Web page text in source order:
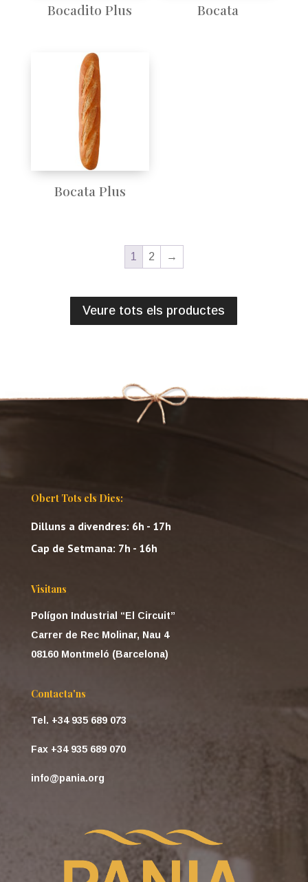
Bocadito Plus Bocata
Bocata Plus
1 2 →
Veure tots els productes
Obert Tots els Dies:
Dilluns a divendres: 6h - 17h
Cap de Setmana: 7h - 16h
Visitans
Polígon Industrial “El Circuit”
Carrer de Rec Molinar, Nau 4
08160 Montmeló (Barcelona)
Contacta'ns
Tel. +34 935 689 073
Fax +34 935 689 070
info@pania.org